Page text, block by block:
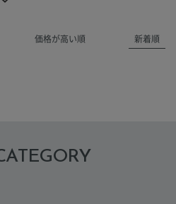
価格が高い順 新着順